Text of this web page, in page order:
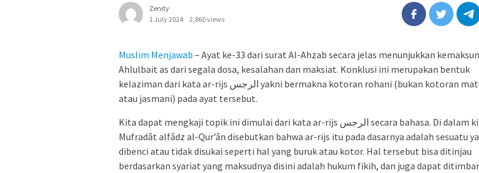
Zenity
1 July 2024
2,860 views
Muslim Menjawab – Ayat ke-33 dari surat Al-Ahzab secara jelas menunjukkan
Ahlulbait as dari segala dosa, kesalahan dan maksiat. Konklusi ini merupakan bentuk
kelaziman dari kata ar-rijs الرجس yakni bermakna kotoran rohani (bukan kotoran materi
atau jasmani) pada ayat tersebut.
Kita dapat mengkaji topik ini dimulai dari kata ar-rijs الرجس secara bahasa. Di dalam kitab
Mufradât alfâdz al-Qur’ân disebutkan bahwa ar-rijs itu pada dasarnya adalah sesuatu
dibenci atau tidak disukai seperti hal yang buruk atau kotor. Hal tersebut bisa ditinjau
berdasarkan syariat yang maksudnya disini adalah hukum fikih, dan juga dapat